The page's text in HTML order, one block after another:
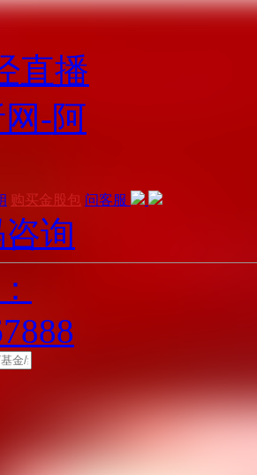
购买金股包 问客服
询